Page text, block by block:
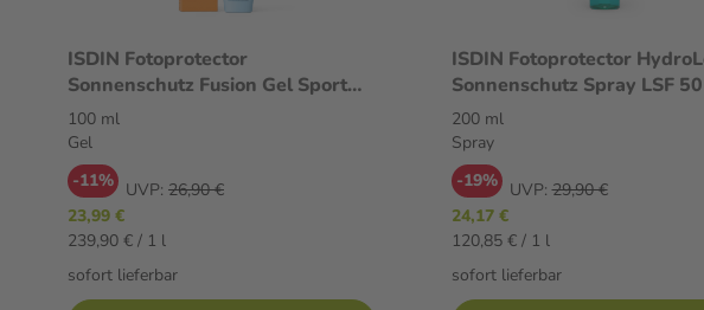
ISDIN Fotoprotector
Sonnenschutz Fusion Gel Sport
LSF 50 100 ml Gel
100 ml
Gel
-11% UVP: 26,90 €
23,99 €
239,90 € / 1 l
sofort lieferbar
ISDIN Fotoprotector
Sonnenschutz Spray LSF
ml Spray
200 ml
Spray
-19%
UVP: 29,90 €
24,17 €
120,85 € / 1 l
sofort lieferbar